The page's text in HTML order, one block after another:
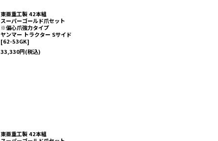
東亜重工製 42本組
スーパーゴールド爪セット
※偏心爪強力タイプ
ヤンマー トラクター Sサイド
[62-53GK]
33,330円(税込)
東亜重工製 42本組